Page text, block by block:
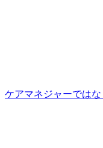
ケアマネジャーでは